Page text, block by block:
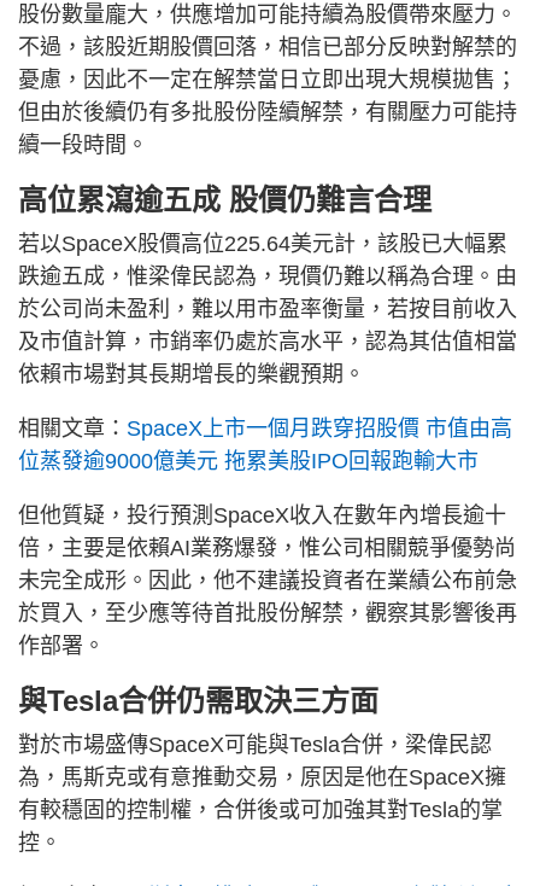
股份數量龐大，供應增加可能持續為股價帶來壓力。
不過，該股近期股價回落，相信已部分反映對解禁的
憂慮，因此不一定在解禁當日立即出現大規模拋售；
但由於後續仍有多批股份陸續解禁，有關壓力可能持
續一段時間。
高位累瀉逾五成 股價仍難言合理
若以SpaceX股價高位225.64美元計，該股已大幅累
跌逾五成，惟梁偉民認為，現價仍難以稱為合理。由
於公司尚未盈利，難以用市盈率衡量，若按目前收入
及市值計算，市銷率仍處於高水平，認為其估值相當
依賴市場對其長期增長的樂觀預期。
相關文章： SpaceX上市一個月跌穿招股價 市值由高
位蒸發逾9000億美元 拖累美股IPO回報跑輸大市
但他質疑，投行預測SpaceX收入在數年內增長逾十
倍，主要是依賴AI業務爆發，惟公司相關競爭優勢尚
未完全成形。因此，他不建議投資者在業績公布前急
於買入，至少應等待首批股份解禁，觀察其影響後再
作部署。
與Tesla合併仍需取決三方面
對於市場盛傳SpaceX可能與Tesla合併，梁偉民認
為，馬斯克或有意推動交易，原因是他在SpaceX擁
有較穩固的控制權，合併後或可加強其對Tesla的掌
控。